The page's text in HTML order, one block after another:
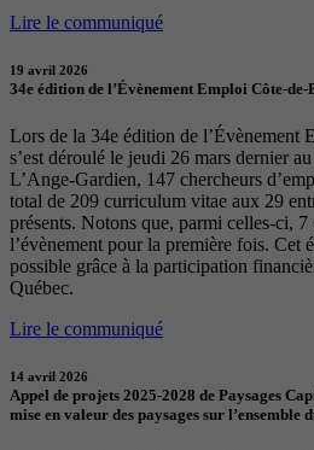
Lire le communiqué
19 avril 2026
34e édition de l’Évènement Emploi Côte-
Lors de la 34e édition de l’Évènement
s’est déroulé le jeudi 26 mars dernier
L’Ange-Gardien, 147 chercheurs
total de 209 curriculum vitae aux 29
présents. Notons que, parmi celles-ci, 7
l’évènement pour la première fois. Cet
possible grâce à la participation
Québec.
Lire le communiqué
14 avril 2026
Appel de projets 2025-2028 de Paysages
mise en valeur des paysages sur l’ensemble